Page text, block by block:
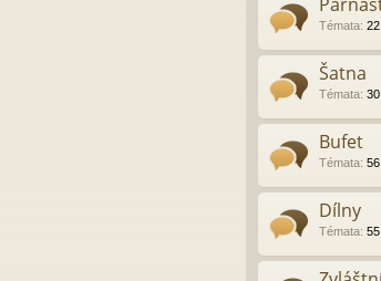
Témata: 22
Šatna
Témata: 30
Bufet
Témata: 56
Dílny
Témata: 55